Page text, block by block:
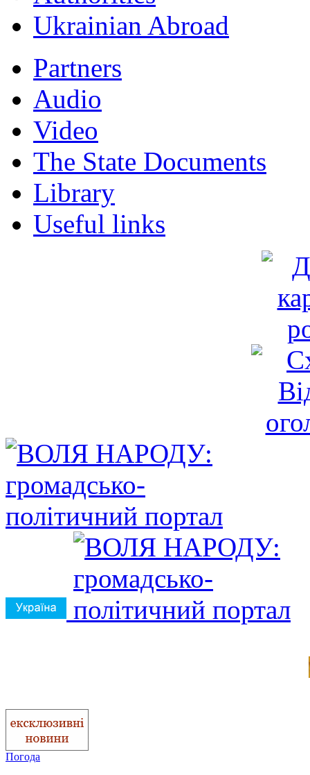
Ukrainian Abroad
Partners
Audio
Video
The State Documents
Library
Useful links
Погода